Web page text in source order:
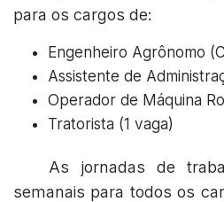
para os cargos de:
Engenheiro Agrônomo
Assistente de
Operador de Máquina
Tratorista (1 vaga)
As jornadas de
semanais para todos os